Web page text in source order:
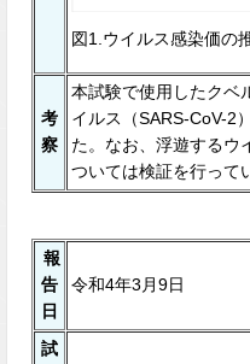
図1.ウイルス感染価の
考
察
本試験で使用したクベ
イルス（SARS-CoV-2
た。なお、浮遊するウ
ついては検証を行って
報
告
日
令和4年3月9日
試